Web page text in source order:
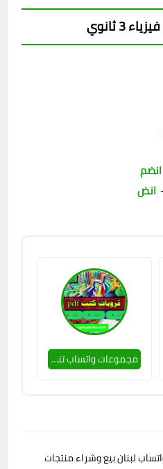
3 ثانوي
انضم
انض
مجموعات واتساب تنزيل كتب pdf لكل عشاق القراءة
لبنان بيع وشراء منتجات